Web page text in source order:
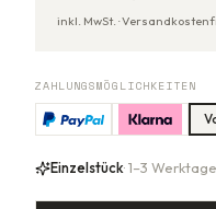
inkl. MwSt. ·
ZAHLUNGSMÖGLICHKEITEN
Einzelstück· 1–3 Werktage